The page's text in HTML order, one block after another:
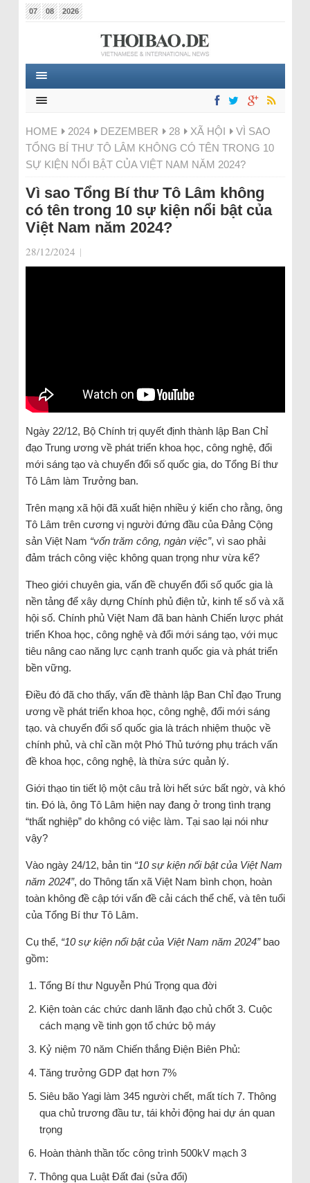
07 08 2026
HOME 2024 DEZEMBER 28 XÃ HỘI
VÌ SAO
TỔNG BÍ THƯ TÔ LÂM KHÔNG CÓ TÊN TRONG 10
SỰ KIỆN NỔI BẬT CỦA VIỆT NAM NĂM 2024?
Vì sao Tổng Bí thư Tô Lâm không
có tên trong 10 sự kiện nổi bật của
Việt Nam năm 2024?
28/12/2024 |
Ngày 22/12, Bộ Chính trị quyết định thành lập Ban Chỉ
đạo Trung ương về phát triển khoa học, công nghệ, đổi
mới sáng tạo và chuyển đổi số quốc gia, do Tổng Bí thư
Tô Lâm làm Trưởng ban.
Trên mạng xã hội đã xuất hiện nhiều ý kiến cho rằng, ông
Tô Lâm trên cương vị người đứng đầu của Đảng Cộng
sản Việt Nam “vốn trăm công, ngàn việc”, vì sao phải
đảm trách công việc không quan trọng như vừa kể?
Theo giới chuyên gia, vấn đề chuyển đổi số quốc gia là
nền tảng để xây dựng Chính phủ điện tử, kinh tế số và xã
hội số. Chính phủ Việt Nam đã ban hành Chiến lược phát
triển Khoa học, công nghệ và đổi mới sáng tạo, với mục
tiêu nâng cao năng lực cạnh tranh quốc gia và phát triển
bền vững.
Điều đó đã cho thấy, vấn đề thành lập Ban Chỉ đạo Trung
ương về phát triển khoa học, công nghệ, đổi mới sáng
tạo. và chuyển đổi số quốc gia là trách nhiệm thuộc về
chính phủ, và chỉ cần một Phó Thủ tướng phụ trách vấn
đề khoa học, công nghệ, là thừa sức quản lý.
Giới thạo tin tiết lộ một câu trả lời hết sức bất ngờ, và khó
tin. Đó là, ông Tô Lâm hiện nay đang ở trong tình trạng
“thất nghiệp” do không có việc làm. Tại sao lại nói như
vậy?
Vào ngày 24/12, bản tin “10 sự kiện nổi bật của Việt Nam
năm 2024”, do Thông tấn xã Việt Nam bình chọn, hoàn
toàn không đề cập tới vấn đề cải cách thể chế, và tên tuổi
của Tổng Bí thư Tô Lâm.
Cụ thể, “10 sự kiện nổi bật của Việt Nam năm 2024”bao
gồm:
Tổng Bí thư Nguyễn Phú Trọng qua đời
Kiện toàn các chức danh lãnh đạo chủ chốt 3. Cuộc
cách mạng về tinh gọn tổ chức bộ máy
Kỷ niệm 70 năm Chiến thắng Điện Biên Phủ:
Tăng trưởng GDP đạt hơn 7%
Siêu bão Yagi làm 345 người chết, mất tích 7. Thông
qua chủ trương đầu tư, tái khởi động hai dự án quan
trọng
Hoàn thành thần tốc công trình 500kV mạch 3
Thông qua Luật Đất đai (sửa đổi)